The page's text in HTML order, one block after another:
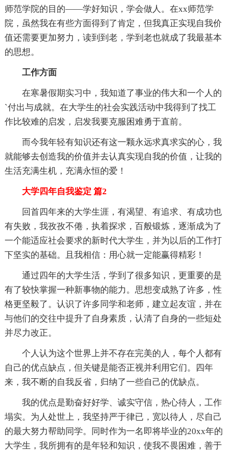
师范学院的目的——学好知识，学会做人。在xx师范学
院，虽然我在有些方面得到了肯定，但我真正实现自我价
值还需要更加努力，读到到老，学到老也就成了我最基本
的思想。
工作方面
在寒暑假期实习中，我知道了事业的伟大和一个人的
`付出与成就。在大学生的社会实践活动中我得到了找工
作比较难的启发，启发我要克服困难勇于直前。
而今我年轻有知识还有这一颗永远求真求实的心，我
就能够去创造我的价值并去认真实现自我的价值，让我的
生活充满生机，充满永恒的爱！
大学四年自我鉴定 篇2
回首四年来的大学生涯，有渴望、有追求、有成功也
有失败，我孜孜不倦，执着探求，百般锻炼，逐渐成为了
一个能适应社会要求的新时代大学生，并为以后的工作打
下坚实的基础。且我相信：用心就一定能赢得精彩！
通过四年的大学生活，学到了很多知识，更重要的是
有了较快掌握一种新事物的能力。思想变成熟了许多，性
格更坚毅了。认识了许多同学和老师，建立起友谊，并在
与他们的交往中提升了自身素质，认清了自身的一些短处
并尽力改正。
个人认为这个世界上并不存在完美的人，每个人都有
自己的优点缺点，但关键是能否正视并利用它们。四年
来，我不断的自我反省，归纳了一些自己的优缺点。
我的优点是勤奋好好学、诚实守信，热心待人，工作
塌实。为人处世上，我坚持严于律已，宽以待人，尽自己
的最大努力帮助同学。同时作为一名即将毕业的20xx年的
大学生，我所拥有的是年轻和知识，使我不畏困难，善于